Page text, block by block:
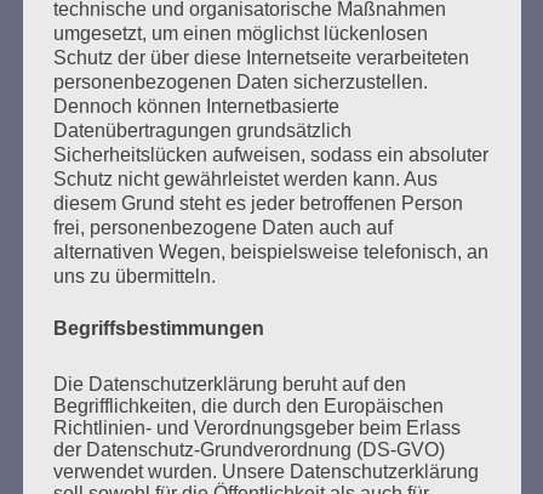
SUCHEN
NACH:
MARATHONLESUNG AUS DEN
VERBRANNTEN BÜCHERN
technische und organisatorische Maßnahmen
umgesetzt, um einen möglichst lückenlosen
Schutz der über diese Internetseite verarbeiteten
personenbezogenen Daten sicherzustellen.
Dennoch können Internetbasierte
Datenübertragungen grundsätzlich
Sicherheitslücken aufweisen, sodass ein absoluter
Schutz nicht gewährleistet werden kann. Aus
diesem Grund steht es jeder betroffenen Person
frei, personenbezogene Daten auch auf
alternativen Wegen, beispielsweise telefonisch, an
uns zu übermitteln.
Begriffsbestimmungen
Die Datenschutzerklärung beruht auf den
Begrifflichkeiten, die durch den Europäischen
Richtlinien- und Verordnungsgeber beim Erlass
der Datenschutz-Grundverordnung (DS-GVO)
verwendet wurden. Unsere Datenschutzerklärung